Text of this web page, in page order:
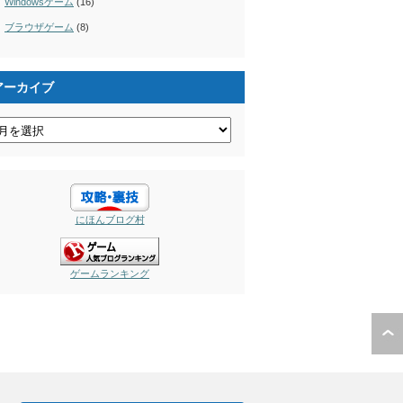
ブラウザゲーム (8)
ーカイブ
にほんブログ村
ゲームランキング